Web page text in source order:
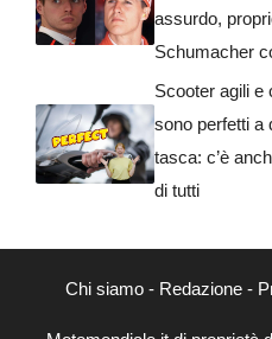
assurdo,
Schumacher
Scooter agili e
sono perfetti a
tasca: c’è
di tutti
Chi siamo- Redazione-